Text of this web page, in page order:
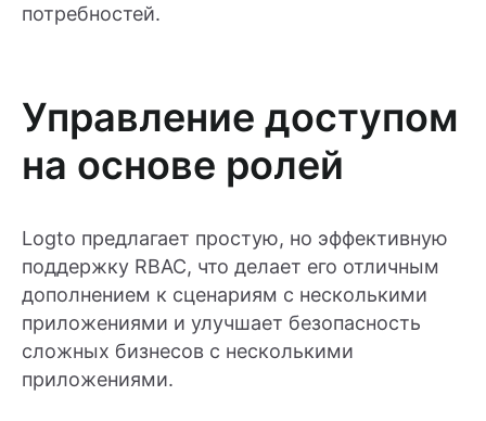
потребностей.
Управление доступом
на основе ролей
Logto предлагает простую, но эффективную
поддержку RBAC, что делает его отличным
дополнением к сценариям с несколькими
приложениями и улучшает безопасность
сложных бизнесов с несколькими
приложениями.